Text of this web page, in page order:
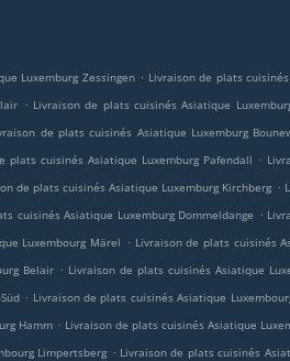
Luxemburg Zessingen . Livraison de plats
. Livraison de plats cuisinés Asiatique
de plats cuisinés Asiatique Luxemburg
plats cuisinés Asiatique Luxemburg Pafendall .
de plats cuisinés Asiatique Luxemburg Kirchberg .
cuisinés Asiatique Luxemburg Dommeldange .
Luxembourg Märel . Livraison de plats cuisinés
Belair . Livraison de plats cuisinés Asiatique
. Livraison de plats cuisinés Asiatique
Hamm . Livraison de plats cuisinés Asiatique
Limpertsberg . Livraison de plats cuisinés